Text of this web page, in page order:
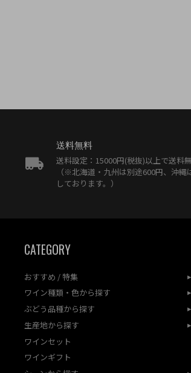
送料無料
送料設定：15000円(税抜)以上で送料
（※北海道・九州は別途600円、沖縄
しております。）
CATEGORY
おすすめ / 特集
ワイン種類・色から探す
ぶどう品種から探す
生産地から探す
ワインセット
ワインギフト